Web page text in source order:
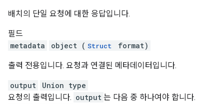
배치의 단일 요청에 대한 응답입니다.
필드
metadata
object ( Struct format)
출력 전용입니다. 요청과 연결된 메타데이터입니다.
output
Union type
요청의 출력입니다. output 는 다음 중 하나여야 합니다.